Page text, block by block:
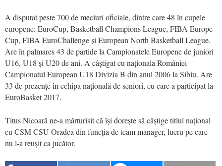
A disputat peste 700 de meciuri oficiale, dintre care 48 în cupele
europene: EuroCup, Basketball Champions League, FIBA Europe
Cup, FIBA EuroChallenge și European North Basketball League.
Are în palmares 43 de partide la Campionatele Europene de juniori
U16, U18 și U20 de ani. A câștigat cu naționala României
Campionatul European U18 Divizia B din anul 2006 la Sibiu. Are
33 de prezențe în echipa națională de seniori, cu care a participat la
EuroBasket 2017.
Titus Nicoară ne-a mărturisit că își dorește să câștige titlul național
cu CSM CSU Oradea din funcția de team manager, lucru pe care
nu l-a reușit ca jucător.